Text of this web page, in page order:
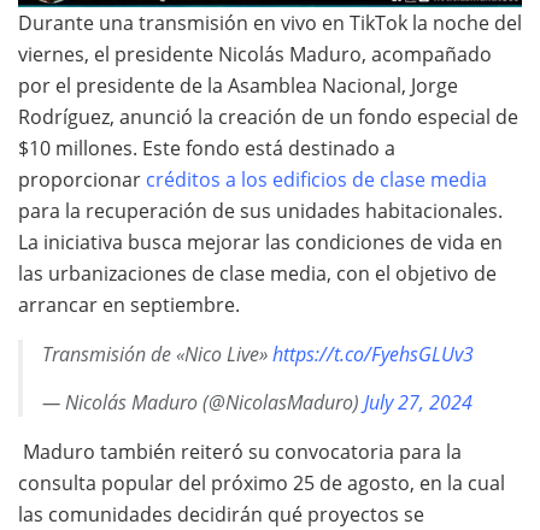
Durante una transmisión en vivo en TikTok la noche del
viernes, el presidente Nicolás Maduro, acompañado
por el presidente de la Asamblea Nacional, Jorge
Rodríguez, anunció la creación de un fondo especial de
$10 millones. Este fondo está destinado a
proporcionar créditos a los edificios de clase media
para la recuperación de sus unidades habitacionales.
La iniciativa busca mejorar las condiciones de vida en
las urbanizaciones de clase media, con el objetivo de
arrancar en septiembre.
Transmisión de «Nico Live»https://t.co/FyehsGLUv3
— Nicolás Maduro (@NicolasMaduro) July 27, 2024
Maduro también reiteró su convocatoria para la
consulta popular del próximo 25 de agosto, en la cual
las comunidades decidirán qué proyectos se